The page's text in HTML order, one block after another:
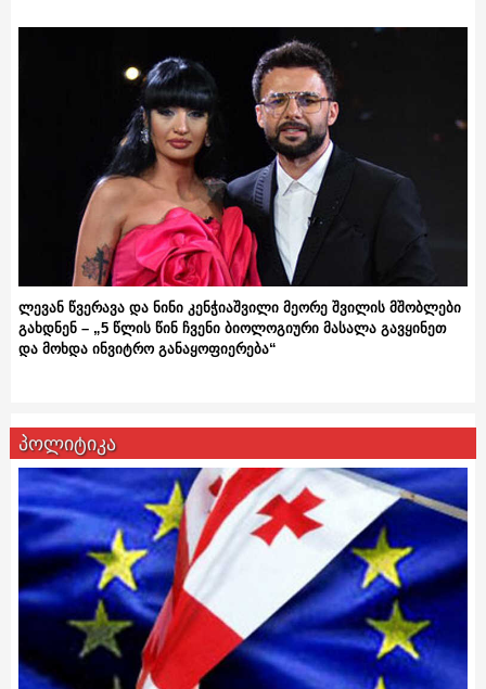
ლევან წვერავა და ნინი კენჭიაშვილი მეორე შვილის მშობლები
გახდნენ – „5 წლის წინ ჩვენი ბიოლოგიური მასალა გავყინეთ
და მოხდა ინვიტრო განაყოფიერება“
პოლიტიკა